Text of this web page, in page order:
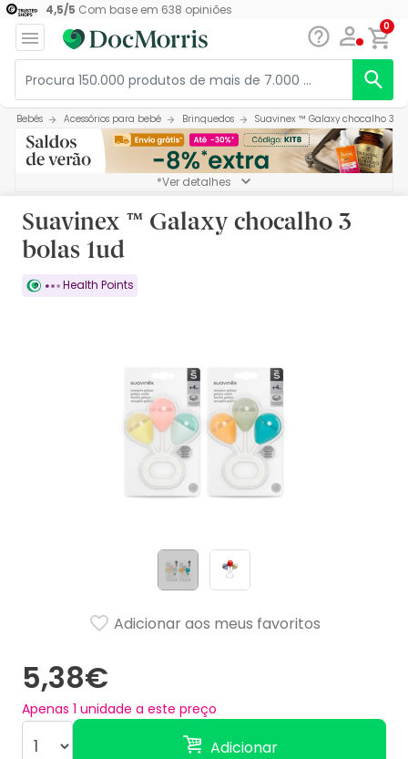
4,5/5 Com base em 638 opiniões
0
Bebés Acessórios para bebé Brinquedos Suavinex ™ Galaxy chocalho 3
*Ver detalhes
Suavinex ™ Galaxy chocalho 3
bolas 1ud
Health Points
5,38€
Apenas 1 unidade a este preço
Adicionar
Adicionar aos meus favoritos